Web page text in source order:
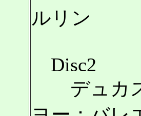
ルリン
Disc2
デュカス